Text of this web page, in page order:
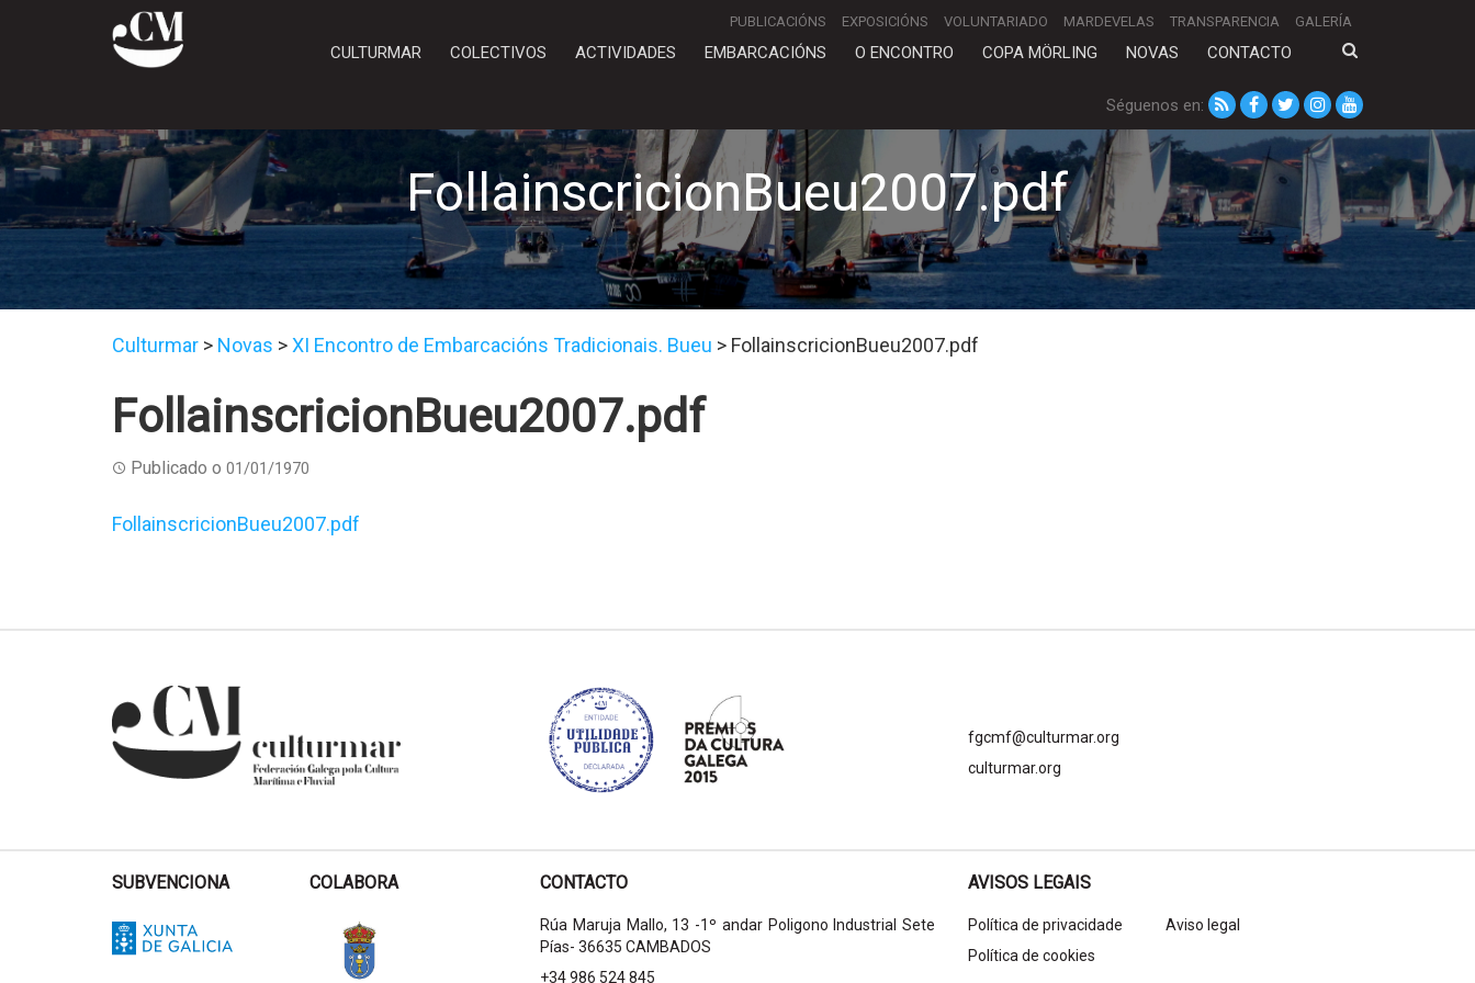
PUBLICACIÓNS EXPOSICIÓNS VOLUNTARIADO MARDEVELAS TRANSPARENCIA GALERÍA
CULTURMAR COLECTIVOS ACTIVIDADES EMBARCACIÓNS O ENCONTRO COPA MÖRLING NOVAS CONTACTO
Séguenos en:
FollainscricionBueu2007.pdf
Culturmar > Novas >XI Encontro de Embarcacións Tradicionais. Bueu > FollainscricionBueu2007.pdf
FollainscricionBueu2007.pdf
Publicado o 01/01/1970
FollainscricionBueu2007.pdf
fgcmf@culturmar.org
culturmar.org
SUBVENCIONA COLABORA CONTACTO
Rúa Maruja Mallo, 13 -1º andar Poligono Industrial Sete
Pías- 36635 CAMBADOS
+34 986 524 845
AVISOS LEGAIS
Política de privacidade
Aviso legal
Política de cookies